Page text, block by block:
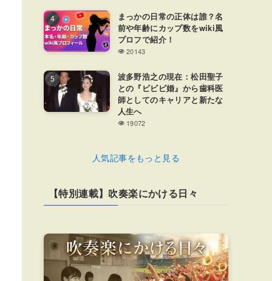
まっかの日常の正体は誰？名
前や年齢にカップ数をwiki風
プロフで紹介！
20143
波多野浩之の現在：松田聖子
との『ビビビ婚』から歯科医
師としてのキャリアと新たな
人生へ
19072
人気記事をもっと見る
【特別連載】吹奏楽にかける日々